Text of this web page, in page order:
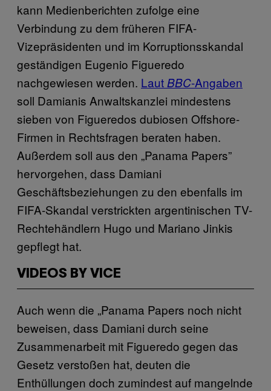
kann Medienberichten zufolge eine
Verbindung zu dem früheren FIFA-
Vizepräsidenten und im Korruptionsskandal
geständigen Eugenio Figueredo
nachgewiesen werden. Laut BBC-Angaben
soll Damianis Anwaltskanzlei mindestens
sieben von Figueredos dubiosen Offshore-
Firmen in Rechtsfragen beraten haben.
Außerdem soll aus den „Panama Papers”
hervorgehen, dass Damiani
Geschäftsbeziehungen zu den ebenfalls im
FIFA-Skandal verstrickten argentinischen TV-
Rechtehändlern Hugo und Mariano Jinkis
gepflegt hat.
VIDEOS BY VICE
Auch wenn die „Panama Papers noch nicht
beweisen, dass Damiani durch seine
Zusammenarbeit mit Figueredo gegen das
Gesetz verstoßen hat, deuten die
Enthüllungen doch zumindest auf mangelnde